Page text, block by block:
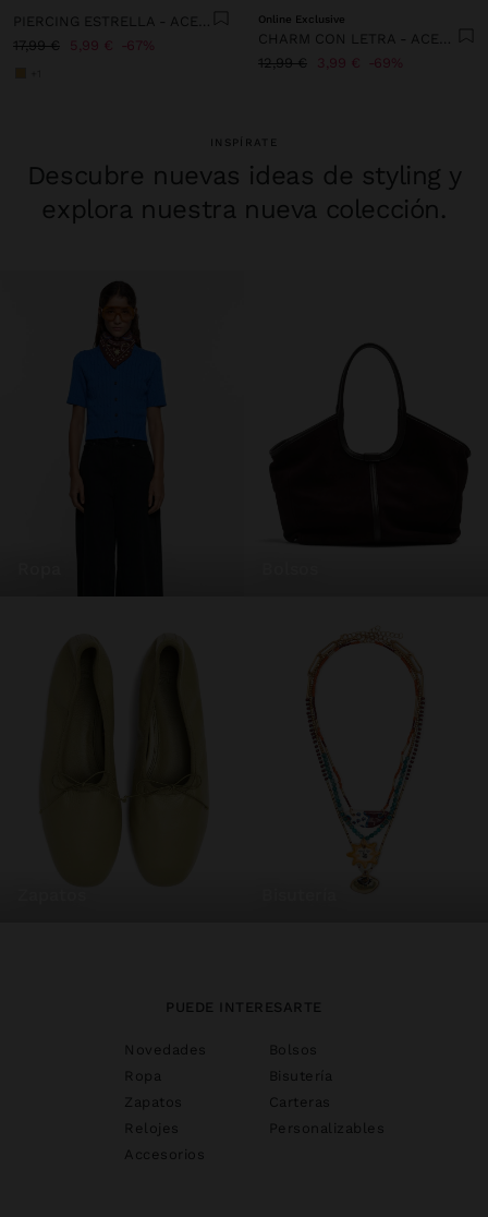
PIERCING ESTRELLA - ACERO INOXIDABLE
17,99 €
5,99 € 67%
Online Exclusive
CHARM CON LETRA - ACERO INOXIDABLE
12,99 €
3,99 € 69%
INSPÍRATE
Descubre nuevas ideas de styling y
explora nuestra nueva colección.
PUEDE INTERESARTE
Novedades
Bolsos
Ropa
Bisutería
Zapatos
Carteras
Relojes
Personalizables
Accesorios